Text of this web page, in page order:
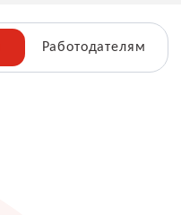
Работодателям